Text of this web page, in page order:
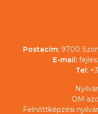
Postacím: 9700
E-mail:
Tel:
OM
Felnőttképzési